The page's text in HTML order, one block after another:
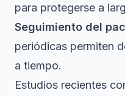
para protegerse a
Seguimiento del
periódicas permiten
a tiempo.
Estudios recientes